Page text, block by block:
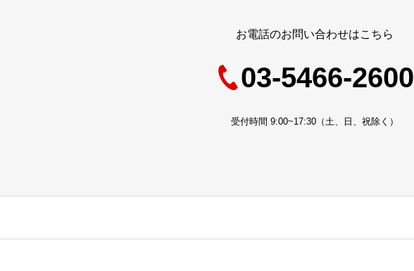
お電話のお問い合わせはこちら
03-5466-2600
受付時間 9:00~17:30（土、日、祝除く）